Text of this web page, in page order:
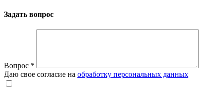
Задать вопрос
Вопрос *
Даю свое согласие на обработку персональных данных